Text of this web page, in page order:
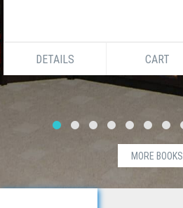
DETAILS CART
MORE BOOKS